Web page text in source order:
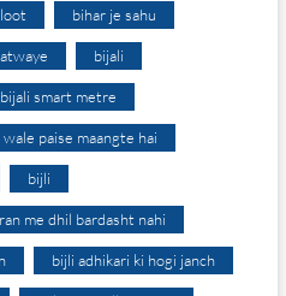
bihar je sahu
bijali
bijali smart metre
wale paise maangte hai
bijli
me dhil bardasht nahi
bijli adhikari ki hogi janch